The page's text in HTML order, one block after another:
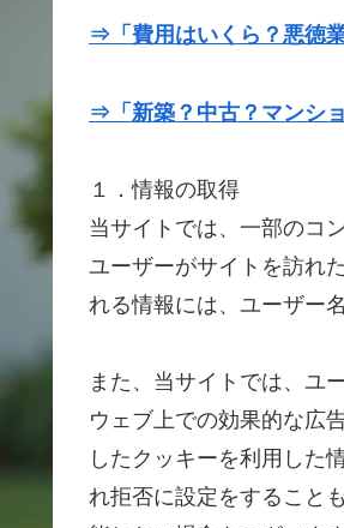
⇒「費用はいくら？悪徳
⇒「新築？中古？マンシ
１．情報の取得
当サイトでは、一部のコ
ユーザーがサイトを訪れ
れる情報には、ユーザー
また、当サイトでは、ユ
ウェブ上での効果的な広
したクッキーを利用した
れ拒否に設定をすること